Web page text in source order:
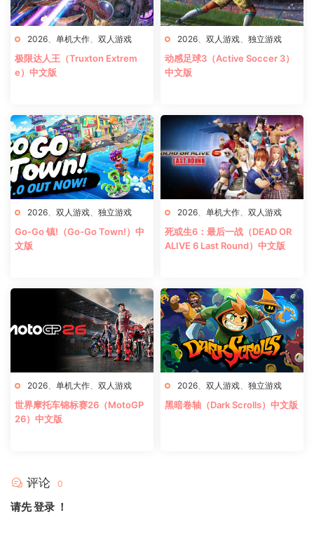
2026 单机大作 双人游戏
极限达人王（Truxton Extrem
e）中文版
2026 双人游戏 独立游戏
动感足球3（Active Soccer 3）
中文版
2026 双人游戏 独立游戏
Go-Go 镇!（Go-Go Town!）中
文版
2026 单机大作 双人游戏
死或生6：最后一战（DEAD OR
ALIVE 6 Last Round）中文版
2026 单机大作 双人游戏
世界摩托车锦标赛26（MotoGP
26）中文版
2026 双人游戏 独立游戏
黑暗卷轴（Dark Scrolls）中文版
评论 0
请先登录 ！